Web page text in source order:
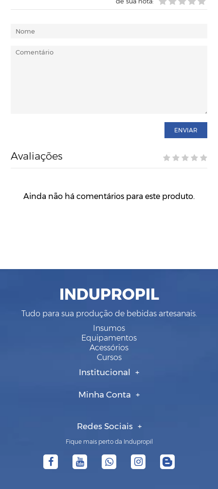
ENVIAR
Avaliações
Ainda não há comentários para este produto.
INDUPROPIL
Tudo para sua produção de bebidas artesanais.
Insumos
Equipamentos
Acessórios
Cursos
Institucional
Minha Conta
Redes Sociais
Fique mais perto da Indupropil